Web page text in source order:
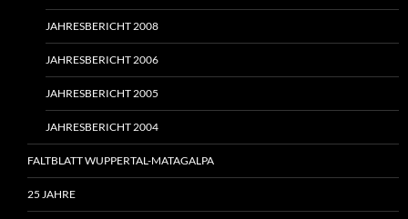
JAHRESBERICHT 2008
JAHRESBERICHT 2006
JAHRESBERICHT 2005
JAHRESBERICHT 2004
FALTBLATT WUPPERTAL-MATAGALPA
25 JAHRE